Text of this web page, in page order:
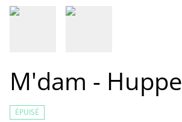
M'dam - Huppe
ÉPUISÉ